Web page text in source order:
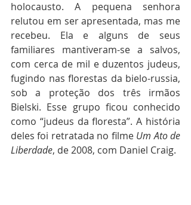
holocausto. A pequena senhora
relutou em ser apresentada, mas me
recebeu. Ela e alguns de seus
familiares mantiveram-se a salvos,
com cerca de mil e duzentos judeus,
fugindo nas florestas da bielo-russia,
sob a proteção dos três irmãos
Bielski. Esse grupo ficou conhecido
como “judeus da floresta”. A história
deles foi retratada no filme Um Ato de
Liberdade, de 2008, com Daniel Craig.